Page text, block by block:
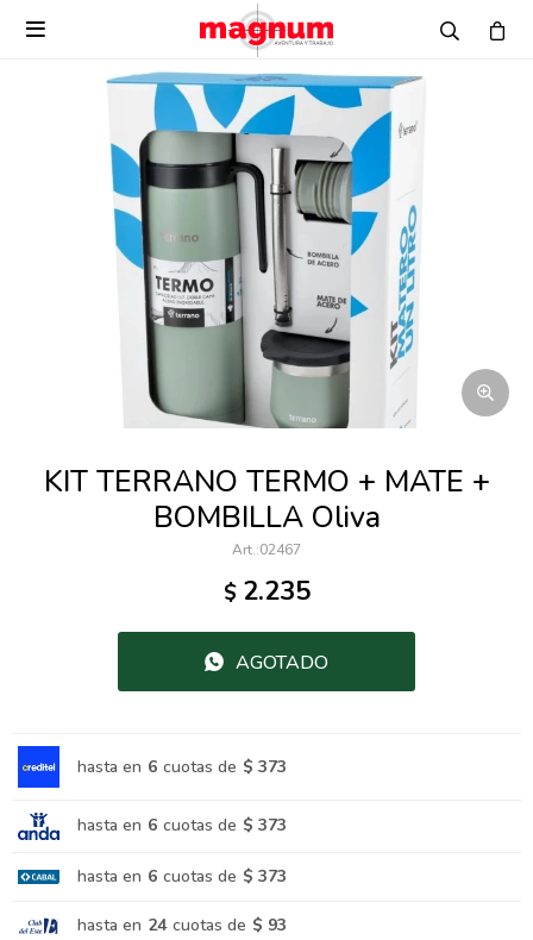

KIT TERRANO TERMO + MATE +
BOMBILLA Oliva
02467
$ 2.235
AGOTADO
hasta en 6 cuotas de $ 373
hasta en 6 cuotas de $ 373
hasta en 6 cuotas de $ 373
hasta en 24 cuotas de $ 93